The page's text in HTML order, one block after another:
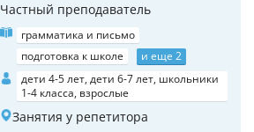
Частный преподаватель
грамматика и письмо
подготовка к школе
и еще 2
дети 4-5 лет, дети 6-7 лет, школьники
1-4 класса, взрослые
Занятия у репетитора